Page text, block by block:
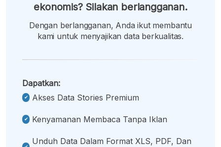
ekonomis? Silakan berlangganan.
Dengan berlangganan, Anda ikut membantu
kami untuk menyajikan data berkualitas.
Dapatkan:
Akses Data Stories Premium
Kenyamanan Membaca Tanpa Iklan
Unduh Data Dalam Format XLS, PDF, Dan